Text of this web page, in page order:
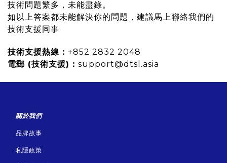
技術問題繁多，未能盡錄。
如以上答案都未能解決你的問題，建議馬上聯絡我們的
技術支援同事
技術支援熱線： +852 2832 2048
電郵 (技術支援)： support@dtsl.asia
關於我們
品牌故事
私隱政策